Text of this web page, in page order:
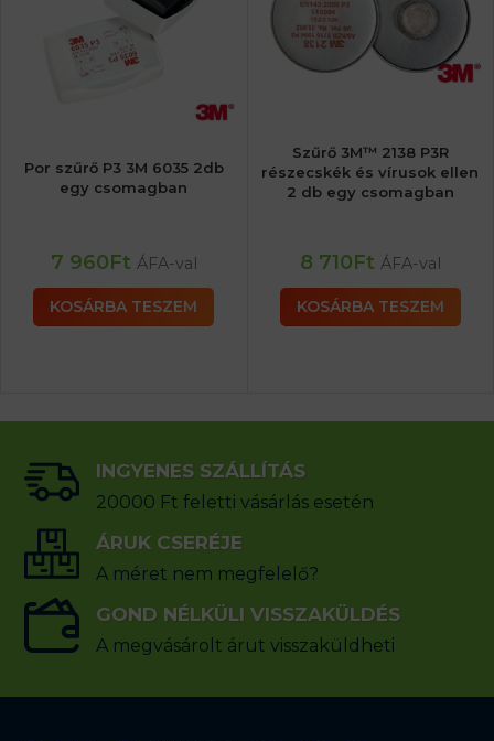
Por szűrő P3 3M 6035 2db
egy csomagban
7 960Ft ÁFA-val
KOSÁRBA TESZEM
Szűrő 3M™ 2138 P3R
részecskék és vírusok ellen
2 db egy csomagban
8 710Ft ÁFA-val
KOSÁRBA TESZEM
INGYENES SZÁLLÍTÁS
20000 Ft feletti vásárlás esetén
ÁRUK CSERÉJE
A méret nem megfelelő?
GOND NÉLKÜLI VISSZAKÜLDÉS
A megvásárolt árut visszaküldheti